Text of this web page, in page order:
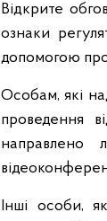
Відкрите
ознаки
допомогою
Особам, які
проведення
направлено
Інші особи,